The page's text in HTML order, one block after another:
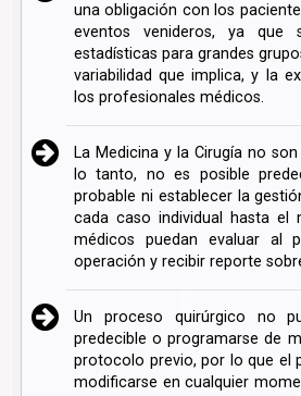
una obligación con los
eventos venideros, ya que
estadísticas para grandes
variabilidad que implica, y la
los profesionales médicos.
La Medicina y la Cirugía no
lo tanto, no es posible
probable ni establecer la
cada caso individual hasta el
médicos puedan evaluar al
operación y recibir reporte
Un proceso quirúrgico no
predecible o programarse de
protocolo previo, por lo que el
modificarse en cualquier